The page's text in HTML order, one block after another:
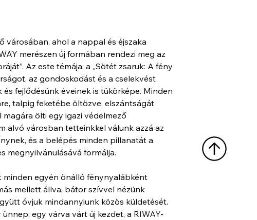
városában, ahol a nappal és éjszaka
merészen új formában rendezi meg az
Az este témája, a „Sötét zsaruk: A fény
az gondoskodást és a cselekvést
fejlődésünk éveinek is tükörképe. Minden
talpig feketébe öltözve, elszántságát
ölti egy igazi védelmező
alvó városban tetteinkkel válunk azzá az
és a belépés minden pillanatát a
megnyilvánulásává formálja.
minden egyén önálló fénynyalábként
mellett állva, bátor szívvel nézünk
óvjuk mindannyiunk közös küldetését.
egy várva várt új kezdet, a RIWAY-